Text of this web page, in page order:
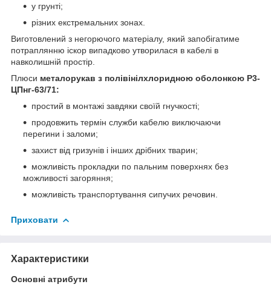
у грунті;
різних екстремальних зонах.
Виготовлений з негорючого матеріалу, який запобігатиме
потраплянню іскор випадково утворилася в кабелі в
навколишній простір.
Плюси металорукав з полівінілхлоридною оболонкою Р3-
ЦПнг-63/71:
простий в монтажі завдяки своїй гнучкості;
продовжить термін служби кабелю виключаючи
перегини і заломи;
захист від гризунів і інших дрібних тварин;
можливість прокладки по пальним поверхнях без
можливості загоряння;
можливість транспортування сипучих речовин.
Приховати
Характеристики
Основні атрибути